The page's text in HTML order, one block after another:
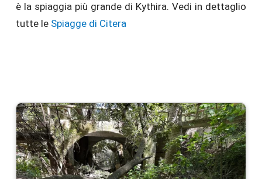
è la spiaggia più grande di Kythira. Vedi in dettaglio
tutte le Spiagge di Citera